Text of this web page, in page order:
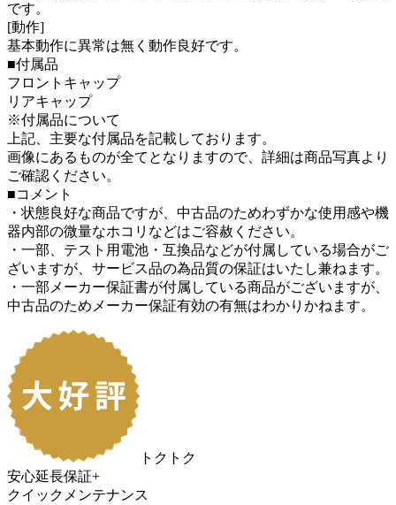
です。
[動作]
基本動作に異常は無く動作良好です。
■付属品
フロントキャップ
リアキャップ
※付属品について
上記、主要な付属品を記載しております。
画像にあるものが全てとなりますので、詳細は商品写真より
ご確認ください。
■コメント
・状態良好な商品ですが、中古品のためわずかな使用感や機
器内部の微量なホコリなどはご容赦ください。
・一部、テスト用電池・互換品などが付属している場合がご
ざいますが、サービス品の為品質の保証はいたし兼ねます。
・一部メーカー保証書が付属している商品がございますが、
中古品のためメーカー保証有効の有無はわかりかねます。
トクトク
安心延長保証+
クイックメンテナンス